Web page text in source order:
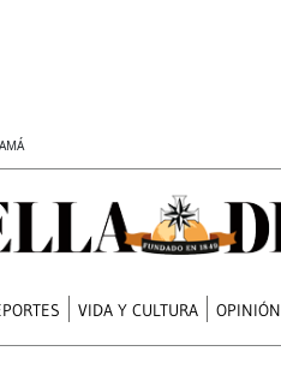
VIDA Y CULTURA OPINIÓN